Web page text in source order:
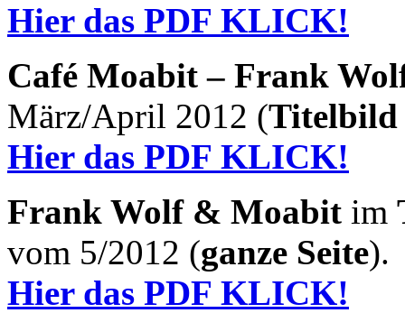
Hier das PDF KLICK!
Café Moabit – Frank
März/April 2012 (Titelbild
Hier das PDF KLICK!
Frank Wolf & Moabit im
vom 5/2012 (ganze Seite).
Hier das PDF KLICK!